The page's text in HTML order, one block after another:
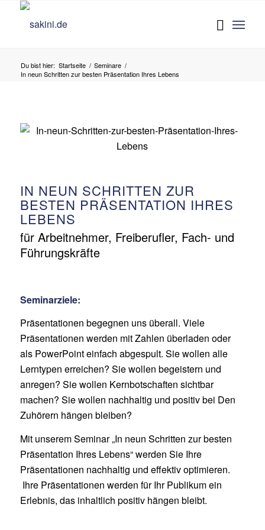
Du bist hier: Startseite / Seminare /
In neun Schritten zur besten Präsentation Ihres Lebens
IN NEUN SCHRITTEN ZUR
BESTEN PRÄSENTATION IHRES
LEBENS
für Arbeitnehmer, Freiberufler, Fach- und
Führungskräfte
Seminarziele:
Präsentationen begegnen uns überall. Viele
Präsentationen werden mit Zahlen überladen oder
als PowerPoint einfach abgespult. Sie wollen alle
Lerntypen erreichen? Sie wollen begeistern und
anregen? Sie wollen Kernbotschaften sichtbar
machen? Sie wollen nachhaltig und positiv bei Den
Zuhörern hängen bleiben?
Mit unserem Seminar „In neun Schritten zur besten
Präsentation Ihres Lebens“ werden Sie Ihre
Präsentationen nachhaltig und effektiv optimieren.
Ihre Präsentationen werden für Ihr Publikum ein
Erlebnis, das inhaltlich positiv hängen bleibt.